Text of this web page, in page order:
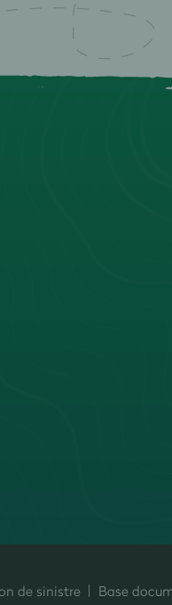
de sinistre Base
pour contrôler la manière